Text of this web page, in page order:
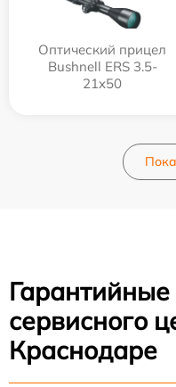
Оптический прицел
Bushnell ERS 3.5-
21x50
Гарантийные
сервисного
Краснодаре